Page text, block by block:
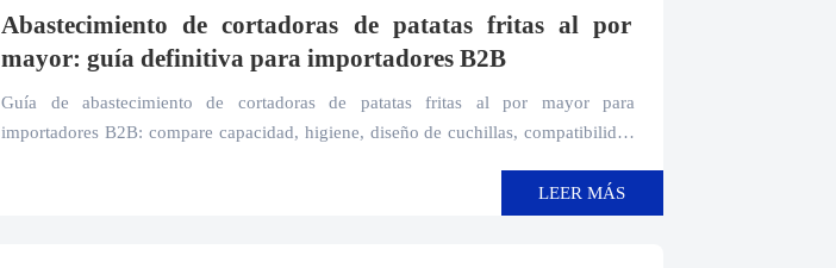
Abastecimiento de cortadoras de patatas fritas al por
mayor: guía definitiva para importadores B2B
Guía de abastecimiento de cortadoras de patatas fritas al por mayor para
importadores B2B: compare capacidad, higiene, diseño de cuchillas, compatibilidad
LEER MÁS